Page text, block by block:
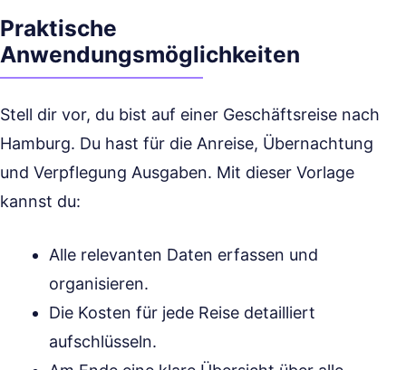
Praktische
Anwendungsmöglichkeiten
Stell dir vor, du bist auf einer Geschäftsreise nach
Hamburg. Du hast für die Anreise, Übernachtung
und Verpflegung Ausgaben. Mit dieser Vorlage
kannst du:
Alle relevanten Daten erfassen und
organisieren.
Die Kosten für jede Reise detailliert
aufschlüsseln.